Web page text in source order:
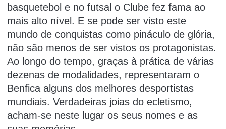
basquetebol e no futsal o Clube fez fama ao
mais alto nível. E se pode ser visto este
mundo de conquistas como pináculo de glória,
não são menos de ser vistos os protagonistas.
Ao longo do tempo, graças à prática de várias
dezenas de modalidades, representaram o
Benfica alguns dos melhores desportistas
mundiais. Verdadeiras joias do ecletismo,
acham-se neste lugar os seus nomes e as